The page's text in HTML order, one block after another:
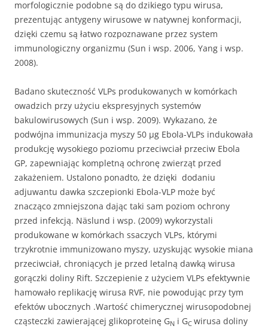
morfologicznie podobne są do dzikiego typu wirusa,
prezentując antygeny wirusowe w natywnej konformacji,
dzięki czemu są łatwo rozpoznawane przez system
immunologiczny organizmu (Sun i wsp. 2006, Yang i wsp.
2008).
Badano skuteczność VLPs produkowanych w komórkach
owadzich przy użyciu ekspresyjnych systemów
bakulowirusowych (Sun i wsp. 2009). Wykazano, że
podwójna immunizacja myszy 50 μg Ebola-VLPs indukowała
produkcję wysokiego poziomu przeciwciał przeciw Ebola
GP, zapewniając kompletną ochronę zwierząt przed
zakażeniem. Ustalono ponadto, że dzięki dodaniu
adjuwantu dawka szczepionki Ebola-VLP może być
znacząco zmniejszona dając taki sam poziom ochrony
przed infekcją. Näslund i wsp. (2009) wykorzystali
produkowane w komórkach ssaczych VLPs, którymi
trzykrotnie immunizowano myszy, uzyskując wysokie miana
przeciwciał, chroniących je przed letalną dawką wirusa
gorączki doliny Rift. Szczepienie z użyciem VLPs efektywnie
hamowało replikację wirusa RVF, nie powodując przy tym
efektów ubocznych .Wartość chimerycznej wirusopodobnej
cząsteczki zawierającej glikoproteinę GN i GC wirusa doliny